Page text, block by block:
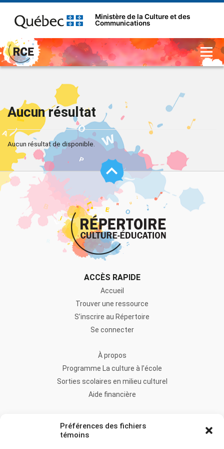
Préférences des fichiers
témoins
Ministère de la Culture et des
Communications
Aucun résultat
Aucun résultat de disponible.
de
page
ACCÈS RAPIDE
Accueil
Trouver une ressource
S’inscrire au Répertoire
Se connecter
À propos
Programme La culture à l’école
Sorties scolaires en milieu culturel
Aide financière